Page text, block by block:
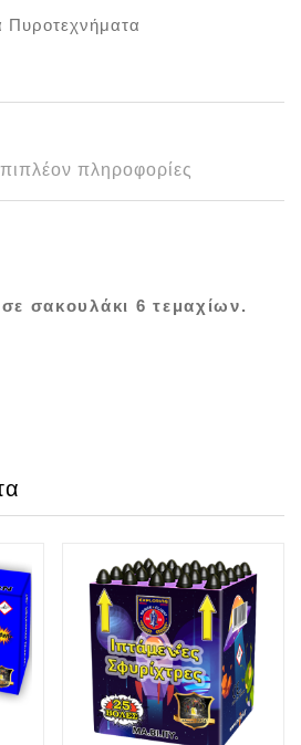
Πυροτεχνήματα
πληροφορίες
σακουλάκι 6 τεμαχίων.